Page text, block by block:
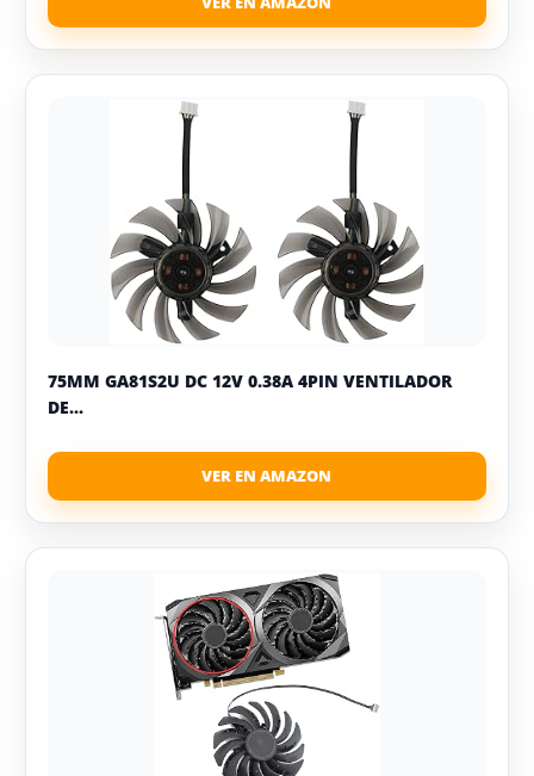
75MM GA81S2U DC 12V 0.38A 4PIN VENTILADOR
DE...